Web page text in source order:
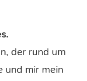
der rund um
und mir mein